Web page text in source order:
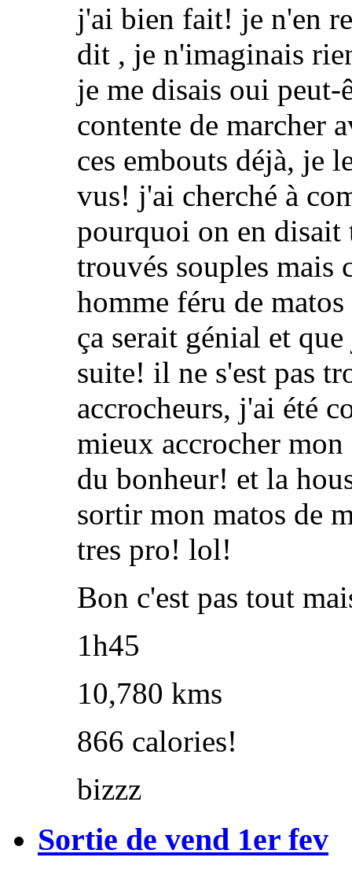
j'ai bien fait! je n'en
dit , je n'imaginais
je me disais oui
contente de marcher
ces embouts déjà, je
vus! j'ai cherché à
pourquoi on en
trouvés souples mais
homme féru de
ça serait génial et
suite! il ne s'est pas
accrocheurs, j'ai été
mieux accrocher
du bonheur! et la
sortir mon matos de
tres pro! lol!
Bon c'est pas tout
1h45
10,780 kms
866 calories!
bizzz
Sortie de vend 1er fev